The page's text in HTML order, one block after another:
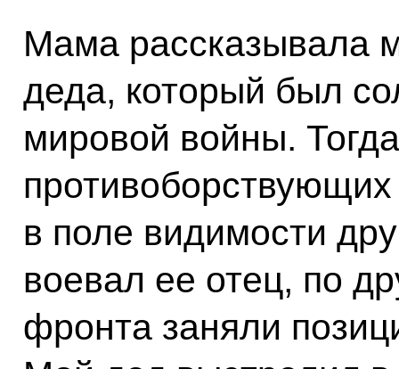
Мама рассказывала
деда, который был
мировой войны.
противоборствующих
в поле видимости
воевал ее отец, по
фронта заняли